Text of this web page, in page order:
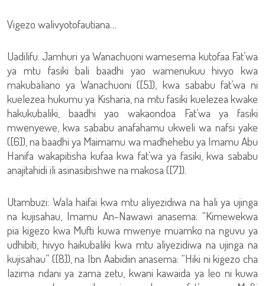
Vigezo walivyotofautiana…
Uadilifu: Jamhuri ya Wanachuoni wamesema kutofaa Fat’wa
ya mtu fasiki bali baadhi yao wamenukuu hivyo kwa
makubaliano ya Wanachuoni ([5]), kwa sababu fat’wa ni
kuelezea hukumu ya Kisharia, na mtu fasiki kuelezea kwake
hakukubaliki, baadhi yao wakaondoa Fat’wa ya fasiki
mwenyewe, kwa sababu anafahamu ukweli wa nafsi yake
([6]), na baadhi ya Maimamu wa madhehebu ya Imamu Abu
Hanifa wakapitisha kufaa kwa fat’wa ya fasiki, kwa sababu
anajitahidi ili asinasibishwe na makosa ([7]).
Utambuzi: Wala haifai kwa mtu aliyezidiwa na hali ya ujinga
na kujisahau, Imamu An-Nawawi anasema: “Kimewekwa
pia kigezo kwa Mufti kuwa mwenye muamko na nguvu ya
udhibiti, hivyo haikubaliki kwa mtu aliyezidiwa na ujinga na
kujisahau” ([8]), na Ibn Aabidiin anasema: “Hiki ni kigezo cha
lazima ndani ya zama zetu, kwani kawaida ya leo ni kuwa